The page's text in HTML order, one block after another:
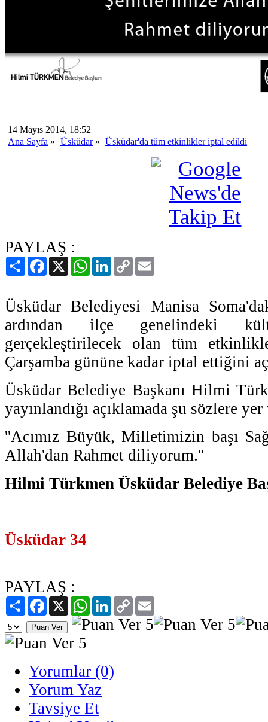
14 Mayıs 2014, 18:52
Ana Sayfa » Üsküdar» Üsküdar'da tüm etkinlikler iptal edildi
PAYLAŞ :
PaylaşFacebook
X WhatsAppLinkedIn
Copy
Link
Üsküdar Belediyesi Manisa
ardından ilçe genelindeki
gerçekleştirilecek olan tüm
Çarşamba gününe kadar iptal ettiğini
Üsküdar Belediye Başkanı Hilmi
yayınlandığı açıklamada şu sözlere
''Acımız Büyük, Milletimizin başı
Allah'dan Rahmet diliyorum.''
Hilmi Türkmen Üsküdar Belediye
Üsküdar 34
PAYLAŞ :
PaylaşFacebook
X WhatsAppLinkedIn
Copy
Link
Yorumlar (0)
Yorum Yaz
Tavsiye Et